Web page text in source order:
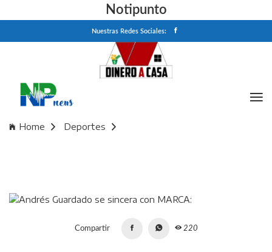
Notipunto
Nuestras Redes Sociales:
Home
Deportes
Compartir 220